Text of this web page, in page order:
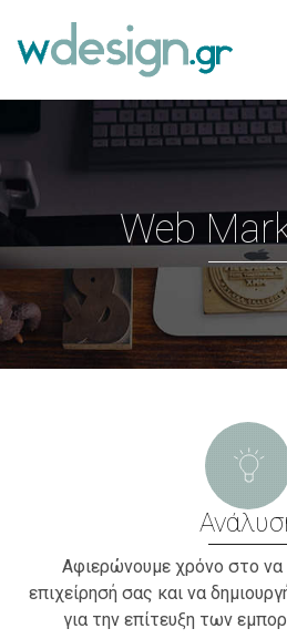
Web
Αφιερώνουμε χρόνο στο να
επιχείρησή σας και να
για την επίτευξη των